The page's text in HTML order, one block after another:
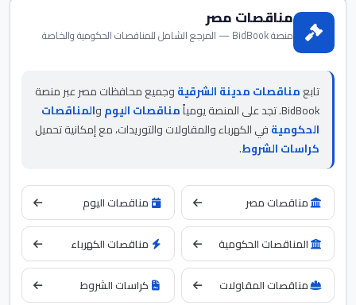
مناقصات مصر
منصة BidBook — المرجع الشامل للمناقصات الحكومية والخاصة
تابعمناقصات مدينة الشرقيةوجميع محافظات مصر عبر منصة
BidBook. تجد على المنصة يومياً
مناقصات اليوموالمناقصات
الحكوميةفي الكهرباء والمقاولات والتوريدات، مع إمكانية تحميل
كراسات الشروط.
مناقصات مصر مناقصات اليوم
المناقصات الحكومية مناقصات الكهرباء
مناقصات المقاولات كراسات الشروط